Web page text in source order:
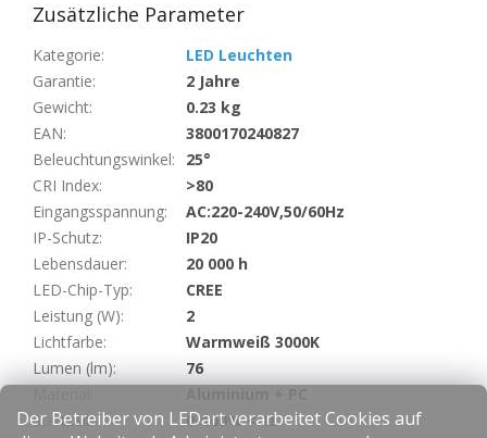
Der Betreiber von LEDart verarbeitet Cookies auf
Zusätzliche Parameter
Kategorie:
LED Leuchten
Garantie:
2 Jahre
Gewicht:
0.23 kg
EAN:
3800170240827
Beleuchtungswinkel:
25°
CRI Index:
>80
Eingangsspannung:
AC:220-240V,50/60Hz
IP-Schutz:
IP20
Lebensdauer:
20 000 h
LED-Chip-Typ:
CREE
Leistung (W):
2
Lichtfarbe:
Warmweiß 3000K
Lumen (lm):
76
Startzeit:
0-100% < 1s